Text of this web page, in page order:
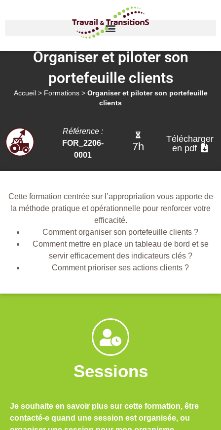
Organiser et piloter son
portefeuille clients
Accueil > Formations> Organiser et piloter son portefeuille
clients
Référence :
FOR_2206-
0001
7h
Télécharger
en pdf
Cette formation centrée sur l’appropriation vous apporte de
la méthode pratique et opérationnelle pour renforcer votre
efficacité.
Comment organiser son portefeuille clients ?
Comment mettre en place un tableau de bord et se
servir efficacement des indicateurs clés ?
Comment prioriser ses actions clients ?
Sessions
Je souhaite en savoir plus sur cette formation, être
contacté-e quand une session est organisée, ou